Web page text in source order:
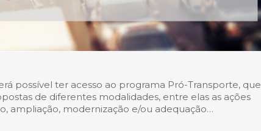
possível ter acesso ao programa Pró-Transporte, que
de diferentes modalidades, entre elas as ações
ampliação, modernização e/ou adequação…